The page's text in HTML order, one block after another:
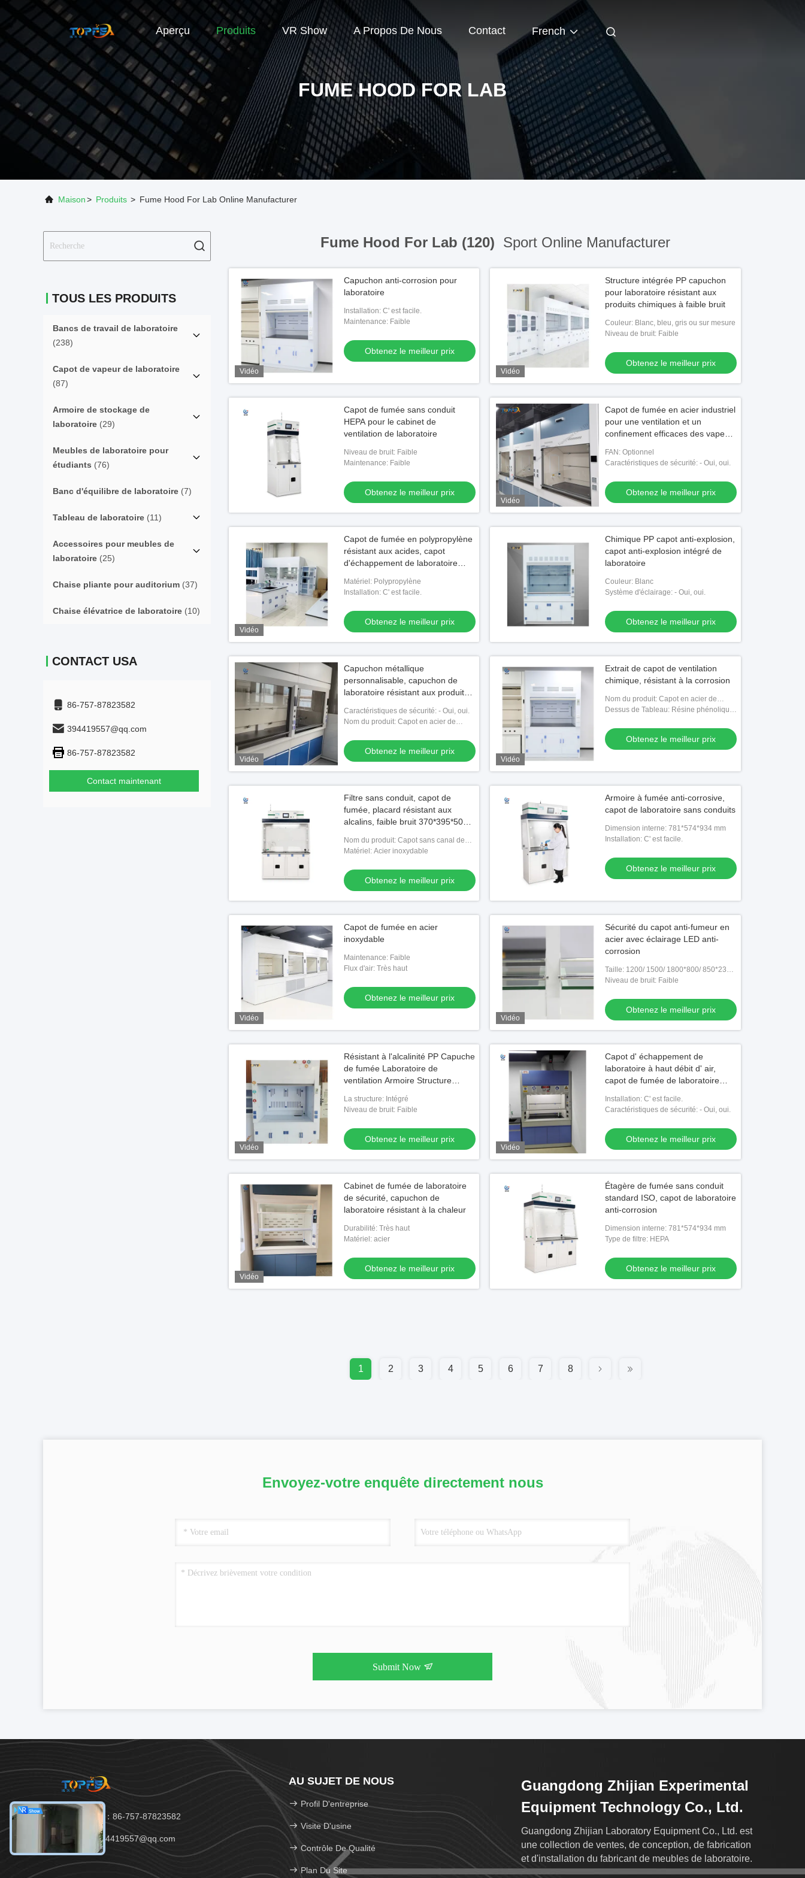
Aperçu Produits VR Show A Propos De Nous Contact French
FUME HOOD FOR LAB
Maison> Produits > Fume Hood For Lab Online Manufacturer
TOUS LES PRODUITS
Bancs de travail de laboratoire
(238)
Capot de vapeur de laboratoire
(87)
Armoire de stockage de
laboratoire (29)
Meubles de laboratoire pour
étudiants (76)
Banc d'équilibre de laboratoire (7)
Tableau de laboratoire (11)
Accessoires pour meubles de
laboratoire (25)
Chaise pliante pour auditorium (37)
Chaise élévatrice de laboratoire (10)
CONTACT USA
86-757-87823582
394419557@qq.com
86-757-87823582
Contact maintenant
Fume Hood For Lab (120) Sport Online Manufacturer
Vidéo
Capuchon anti-corrosion pour
laboratoire
Installation: C' est facile.
Maintenance: Faible
Obtenez le meilleur prix
Vidéo
Structure intégrée PP capuchon
pour laboratoire résistant aux
produits chimiques à faible bruit
Couleur: Blanc, bleu, gris ou sur mesure
Niveau de bruit: Faible
Obtenez le meilleur prix
Capot de fumée sans conduit
HEPA pour le cabinet de
ventilation de laboratoire
Niveau de bruit: Faible
Maintenance: Faible
Obtenez le meilleur prix
Vidéo
Capot de fumée en acier industriel
pour une ventilation et un
confinement efficaces des vapeurs
FAN: Optionnel
Caractéristiques de sécurité: - Oui, oui.
Obtenez le meilleur prix
Vidéo
Capot de fumée en polypropylène
résistant aux acides, capot
d'échappement de laboratoire
Matériel: Polypropylène
Installation: C' est facile.
Obtenez le meilleur prix
Chimique PP capot anti-explosion,
capot anti-explosion intégré de
laboratoire
Couleur: Blanc
Système d'éclairage: - Oui, oui.
Obtenez le meilleur prix
Vidéo
Capuchon métallique
personnalisable, capuchon de
laboratoire résistant aux produits
Caractéristiques de sécurité: - Oui, oui.
Nom du produit: Capot en acier de
Obtenez le meilleur prix
Vidéo
Extrait de capot de ventilation
chimique, résistant à la corrosion
Nom du produit: Capot en acier de
vapeur
Dessus de Tableau: Résine phénolique,
Obtenez le meilleur prix
Filtre sans conduit, capot de
fumée, placard résistant aux
alcalins, faible bruit 370*395*50
Nom du produit: Capot sans canal de
vapeur
Matériel: Acier inoxydable
Obtenez le meilleur prix
Armoire à fumée anti-corrosive,
capot de laboratoire sans conduits
Dimension interne: 781*574*934 mm
Installation: C' est facile.
Obtenez le meilleur prix
Vidéo
Capot de fumée en acier
inoxydable
Maintenance: Faible
Flux d'air: Très haut
Obtenez le meilleur prix
Vidéo
Sécurité du capot anti-fumeur en
acier avec éclairage LED anti-
corrosion
Taille: 1200/ 1500/ 1800*800/ 850*2350
mm ou sur mesure
Niveau de bruit: Faible
Obtenez le meilleur prix
Vidéo
Résistant à l'alcalinité PP Capuche
de fumée Laboratoire de
ventilation Armoire Structure
La structure: Intégré
Niveau de bruit: Faible
Obtenez le meilleur prix
Vidéo
Capot d' échappement de
laboratoire à haut débit d' air,
capot de fumée de laboratoire
Installation: C' est facile.
Caractéristiques de sécurité: - Oui, oui.
Obtenez le meilleur prix
Vidéo
Cabinet de fumée de laboratoire
de sécurité, capuchon de
laboratoire résistant à la chaleur
Durabilité: Très haut
Matériel: acier
Obtenez le meilleur prix
Étagère de fumée sans conduit
standard ISO, capot de laboratoire
anti-corrosion
Dimension interne: 781*574*934 mm
Type de filtre: HEPA
Obtenez le meilleur prix
1 2 3 4 5 6 7 8
Envoyez-votre enquête directement nous
Submit Now
Téléphone：86-757-87823582
E-mail：394419557@qq.com
AU SUJET DE NOUS
Profil D'entreprise
Visite D'usine
Contrôle De Qualité
Plan Du Site
Guangdong Zhijian Experimental
Equipment Technology Co., Ltd.
Guangdong Zhijian Laboratory Equipment Co., Ltd. est
une collection de ventes, de conception, de fabrication
et d'installation du fabricant de meubles de laboratoire.